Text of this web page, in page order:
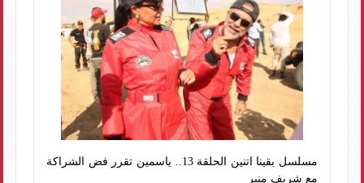
مسلسل بقينا اتنين الحلقة 13.. ياسمين تقرر فض الشراكة
مع شريف منير